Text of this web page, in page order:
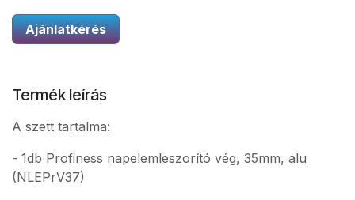
Ajánlatkérés
Termék leírás
A szett tartalma:
- 1db Profiness napelemleszorító vég, 35mm, alu
(NLEPrV37)